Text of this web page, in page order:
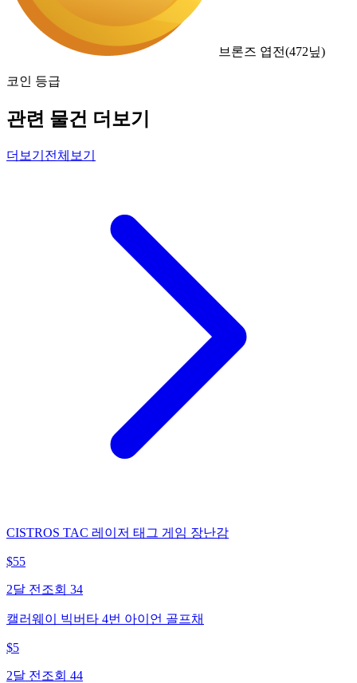
브론즈 엽전(472닢)
코인 등급
관련 물건 더보기
더보기 전체보기
CISTROS TAC 레이저 태그 게임 장난감
$55
2달 전 조회 34
캘러웨이 빅버타 4번 아이언 골프채
$5
2달 전 조회 44